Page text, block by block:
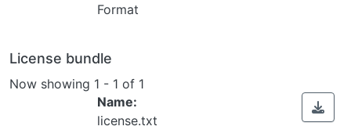
Format
License bundle
Now showing 1 - 1 of 1
Name:
license.txt